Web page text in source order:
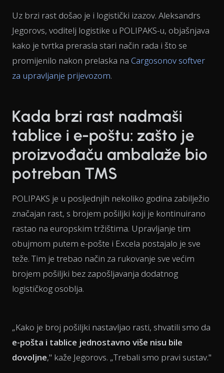
Uz brzi rast došao je i logistički izazov. Aleksandrs
Jegorovs, voditelj logistike u POLIPAKS-u, objašnjava
kako je tvrtka prerasla stari način rada i što se
promijenilo nakon prelaska na Cargosonov softver
za upravljanje prijevozom.
Kada brzi rast nadmaši
tablice i e-poštu: zašto je
proizvođaču ambalaže bio
potreban TMS
POLIPAKS je u posljednjih nekoliko godina zabilježio
značajan rast, s brojem pošiljki koji je kontinuirano
rastao na europskim tržištima. Upravljanje tim
obujmom putem e-pošte i Excela postajalo je sve
teže. Tim je trebao način za rukovanje sve većim
brojem pošiljki bez zapošljavanja dodatnog
logističkog osoblja.
„Kako je broj pošiljki nastavljao rasti, shvatili smo da
e-pošta i tablice jednostavno više nisu bile
dovoljne," kaže Jegorovs. „Trebali smo pravi sustav."